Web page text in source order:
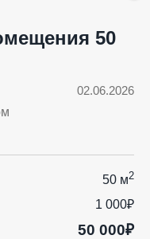
50
02.06.2026
50 м2
1 000₽
50 000₽